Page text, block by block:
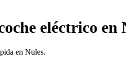
eléctrico en
en Nules.